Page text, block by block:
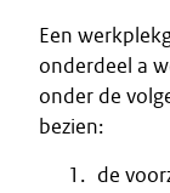
Een
onderdeel a
onder de
bezien:
de